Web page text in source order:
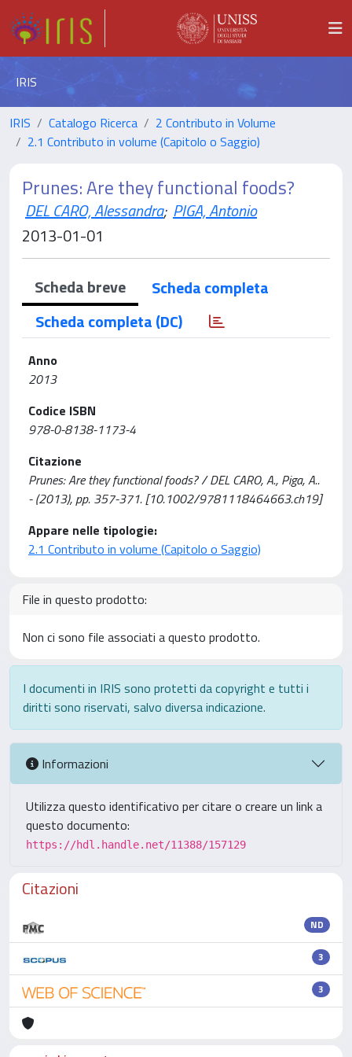
IRIS
IRIS Catalogo Ricerca
2 Contributo in Volume
2.1 Contributo in volume (Capitolo o Saggio)
Prunes: Are they functional foods?
DEL CARO, Alessandra; PIGA, Antonio
2013-01-01
Scheda breve
Scheda completa
Scheda completa (DC)
Anno
2013
Codice ISBN
978-0-8138-1173-4
Citazione
Prunes: Are they functional foods? / DEL CARO, A., Piga, A..
- (2013), pp. 357-371. [10.1002/9781118464663.ch19]
Appare nelle tipologie:
2.1 Contributo in volume (Capitolo o Saggio)
File in questo prodotto:
Non ci sono file associati a questo prodotto.
I documenti in IRIS sono protetti da copyright e tutti i
diritti sono riservati, salvo diversa indicazione.
Informazioni
Utilizza questo identificativo per citare o creare un link a
questo documento:
https://hdl.handle.net/11388/157129
Citazioni
ND
3
3